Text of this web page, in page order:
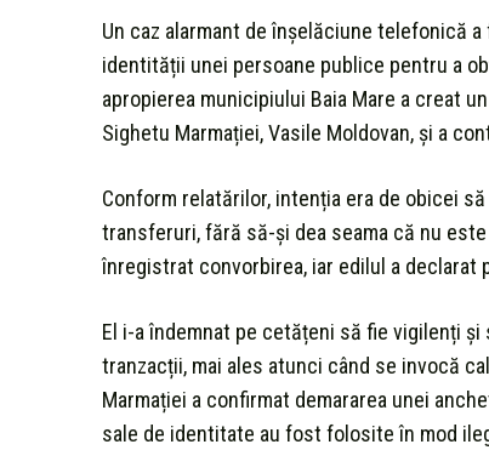
Un caz alarmant de înșelăciune telefonică
identității unei persoane publice pentru a
apropierea municipiului Baia Mare a creat
Sighetu Marmației, Vasile Moldovan, și a
Conform relatărilor, intenția era de obicei
transferuri, fără să-și dea seama că nu
înregistrat convorbirea, iar edilul a declarat
El i-a îndemnat pe cetățeni să fie vigilenți
tranzacții, mai ales atunci când se invocă
Marmației a confirmat demararea unei
sale de identitate au fost folosite în mod